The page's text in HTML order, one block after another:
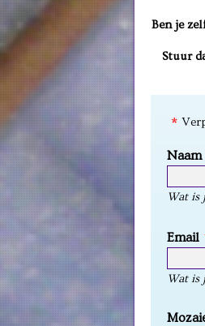
Ben je
Stuur
Naam
Wat is
Email
Wat is